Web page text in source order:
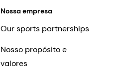
Nossa empresa
Our sports partnerships
Nosso propósito e
valores